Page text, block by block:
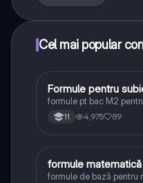
Cel mai popular
Matematică
Formule pentru
formule pt bac M2
11 4,975 89
Matematică
formule
formule de bază pentru